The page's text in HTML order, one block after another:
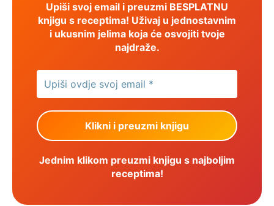
Upiši svoj email i preuzmi BESPLATNU
knjigu s receptima! Uživaj u jednostavnim
i ukusnim jelima koja će osvojiti tvoje
najdraže.
Jednim klikom preuzmi knjigu s najboljim
receptima!